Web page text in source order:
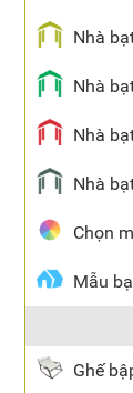
Nhà
Nhà
Nhà
Nhà
Chọn
Mẫu
Ghế